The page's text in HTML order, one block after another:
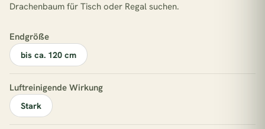
Drachenbaum für Tisch oder Regal suchen.
Endgröße
bis ca. 120 cm
Luftreinigende Wirkung
Stark